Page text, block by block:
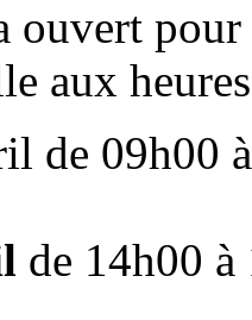
ouvert
aux
de 09h00
de 14h00 à